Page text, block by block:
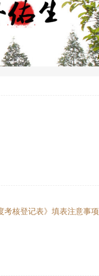
考核登记表》填表注意事项